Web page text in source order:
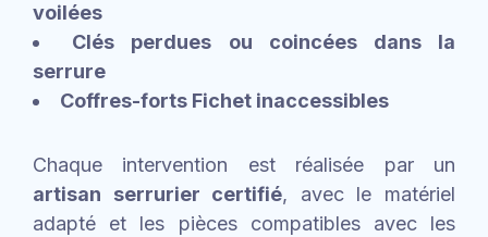
voilées
Clés perdues ou coincées dans la
serrure
Coffres-forts Fichet inaccessibles
Chaque intervention est réalisée par un
artisan serrurier certifié, avec le matériel
adapté et les pièces compatibles avec les